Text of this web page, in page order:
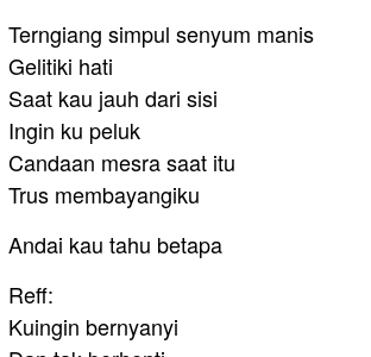
Terngiang simpul senyum manis
Gelitiki hati
Saat kau jauh dari sisi
Ingin ku peluk
Candaan mesra saat itu
Trus membayangiku
Andai kau tahu betapa
Reff:
Kuingin bernyanyi